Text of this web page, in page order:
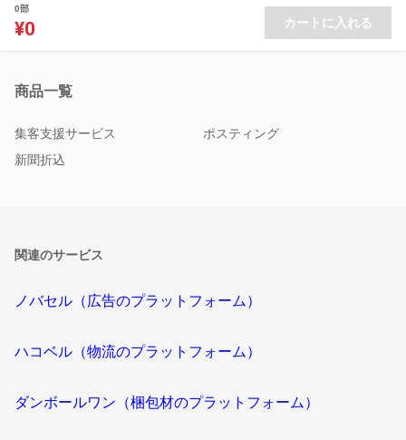
0部
¥0 カートに入れる
商品一覧
集客支援サービス
ポスティング
新聞折込
関連のサービス
ノバセル（広告のプラットフォーム）
ハコベル（物流のプラットフォーム）
ダンボールワン（梱包材のプラットフォーム）